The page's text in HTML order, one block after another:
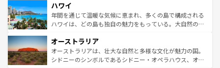
ば市内交通費無料で観光を楽しむこともできる。 なお、新
着のスイス情報はコンテンツ一覧 を参照してほしい。
のような巨大都市は、観光、ショッピング、エンターテイ
ンメントが詰まった刺激的なスポットだ。一方、アメリカ
西部には大自然が広がり、グランドキャニオンやイエロー
部のニューオーリンズでは、音楽と美食が融合した独特の
文化が魅力。旅行者はアメリカの各地域で異なる魅力を楽
しみながら、その多様性と豊かな歴史を感じることができ
ハワイ
年間を通じて温暖な気候に恵まれ、多くの島で構成される
ハワイは、どの島も独自の魅力をもっている。大自然の神
ワイ島は見逃せない。また、定番の観光地といえばオアフ
島だが、静かな自然を求めるならマウイ島やカウアイ島が
おすすめ。エメラルドグリーンに輝く海をはじめ、豊かな
オーストラリア
オーストラリアは、壮大な自然と多様な文化が魅力の国。
シドニーのシンボルであるシドニー・オペラハウス、オー